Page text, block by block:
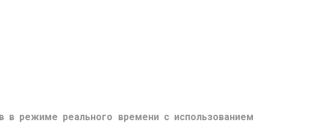
в режиме реального времени с использованием